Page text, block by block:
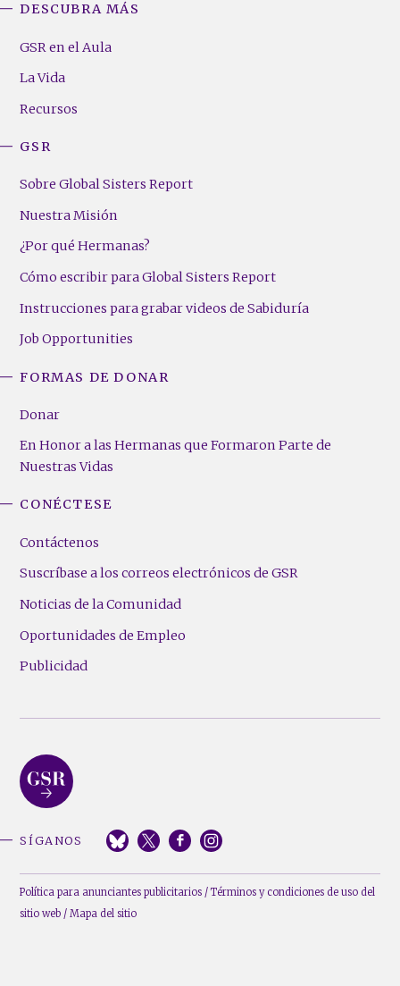
Footer
(Right)
DESCUBRA MÁS
GSR en el Aula
La Vida
Recursos
GSR
Sobre Global Sisters Report
Nuestra Misión
¿Por qué Hermanas?
Cómo escribir para Global Sisters Report
Instrucciones para grabar videos de Sabiduría
Job Opportunities
FORMAS DE DONAR
Donar
En Honor a las Hermanas que Formaron Parte de
Nuestras Vidas
CONÉCTESE
Contáctenos
Suscríbase a los correos electrónicos de GSR
Noticias de la Comunidad
Oportunidades de Empleo
Publicidad
SÍGANOS
Política para anunciantes publicitarios /Términos y condiciones de uso del
sitio web /Mapa del sitio